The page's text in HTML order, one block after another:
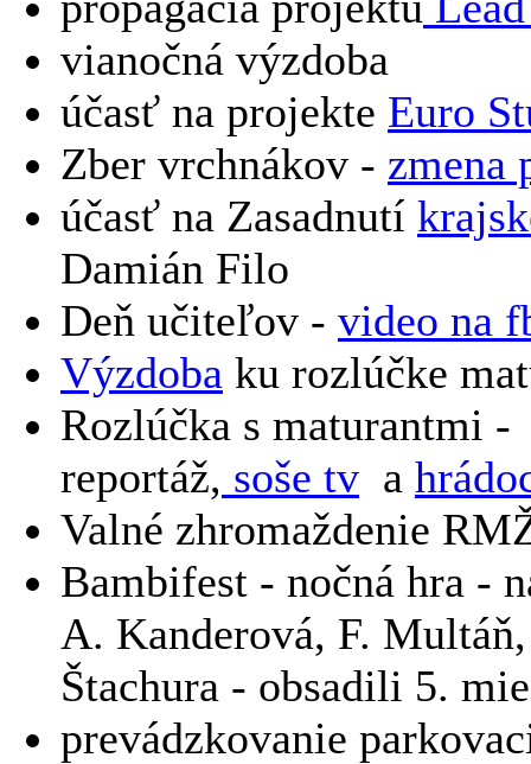
vianočná výzdoba
účasť na projekte Euro
Zber vrchnákov - zmena
účasť na Zasadnutí
Damián Filo
Deň učiteľov - video na
Výzdoba ku rozlúčke
Rozlúčka s maturantmi
reportáž, soše tv a
Valné zhromaždenie
Bambifest - nočná hra -
A. Kanderová, F.
Štachura - obsadili 5.
prevádzkovanie